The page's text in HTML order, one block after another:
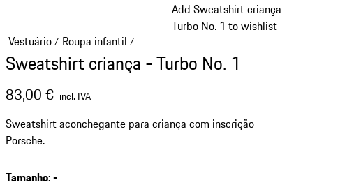
Add Sweatshirt criança -
Turbo No. 1 to wishlist
Vestuário/ Roupa infantil /
Sweatshirt criança - Turbo No. 1
83,00 € incl. IVA
Sweatshirt aconchegante para criança com inscrição
Porsche.
Tamanho:-